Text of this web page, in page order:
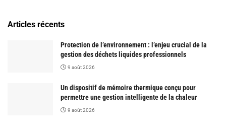
Articles récents
Protection de l’environnement : l’enjeu crucial de la
gestion des déchets liquides professionnels
9 août 2026
Un dispositif de mémoire thermique conçu pour
permettre une gestion intelligente de la chaleur
9 août 2026